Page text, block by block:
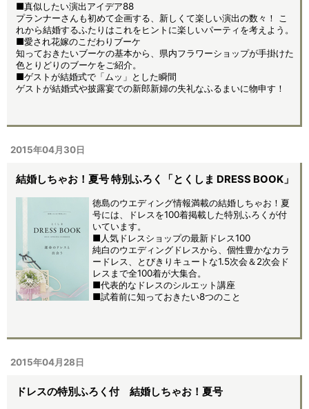
■真似したい演出アイデア88
プランナーさんも初めて企画する、新しくて楽しい演出の数々！ こ
れから結婚するふたりはこれをヒントに楽しいパーティを考えよう。
■愛され花嫁のこだわりブーケ
知っておきたいブーケの基本から、県内フラワーショップが手掛けた
色とりどりのブーケをご紹介。
■ゲストが結婚式で「ムッ」とした瞬間
ゲストが結婚式や披露宴での新郎新婦の失礼なふるまいに物申す！
2015年04月30日
結婚しちゃお！夏号 特別ふろく「とくしま DRESS BOOK」
徳島のウエディング情報満載の結婚しちゃお！夏
号には、ドレスを100着掲載した特別ふろくが付
いています。
■人気ドレスショップの最新ドレス100
純白のウエディングドレスから、個性豊かなカラ
ードレス、とびきりキュートな1.5次会＆2次会ド
レスまで全100着が大集合。
■代表的なドレスのシルエット講座
■試着前に知っておきたい8つのこと
2015年04月28日
ドレスの特別ふろく付 結婚しちゃお！夏号